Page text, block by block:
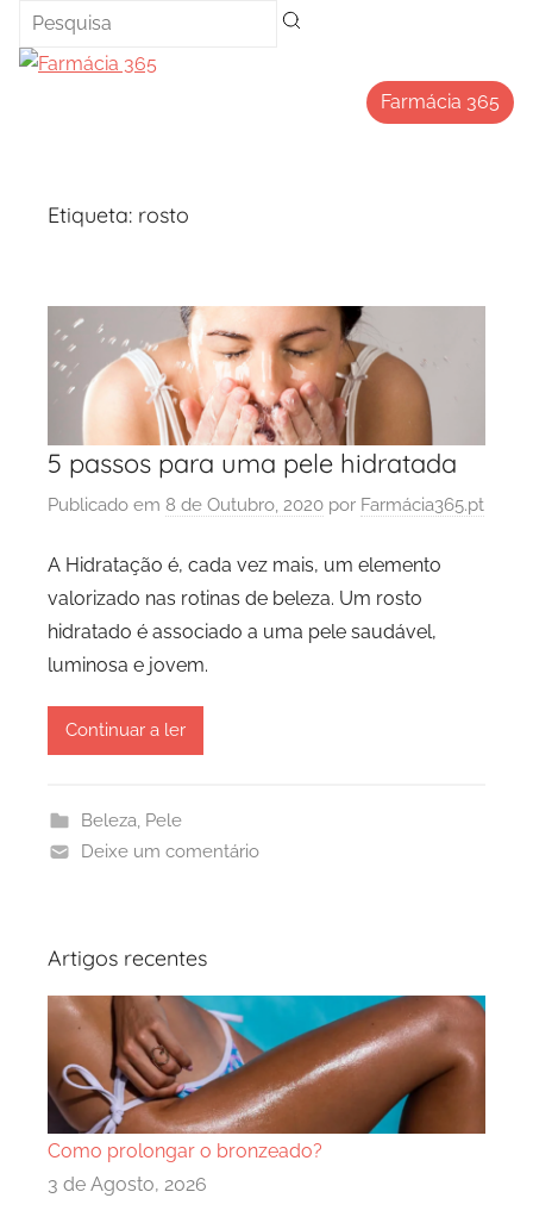
Saltar
para
Farmácia 365
Etiqueta: rosto
5 passos para uma pele hidratada
Publicado em 8 de Outubro, 2020 por Farmácia365.pt
A Hidratação é, cada vez mais, um elemento
valorizado nas rotinas de beleza. Um rosto
hidratado é associado a uma pele saudável,
luminosa e jovem.
Continuar a ler
Beleza Pele
Deixe um comentário
Artigos recentes
Como prolongar o bronzeado?
3 de Agosto, 2026